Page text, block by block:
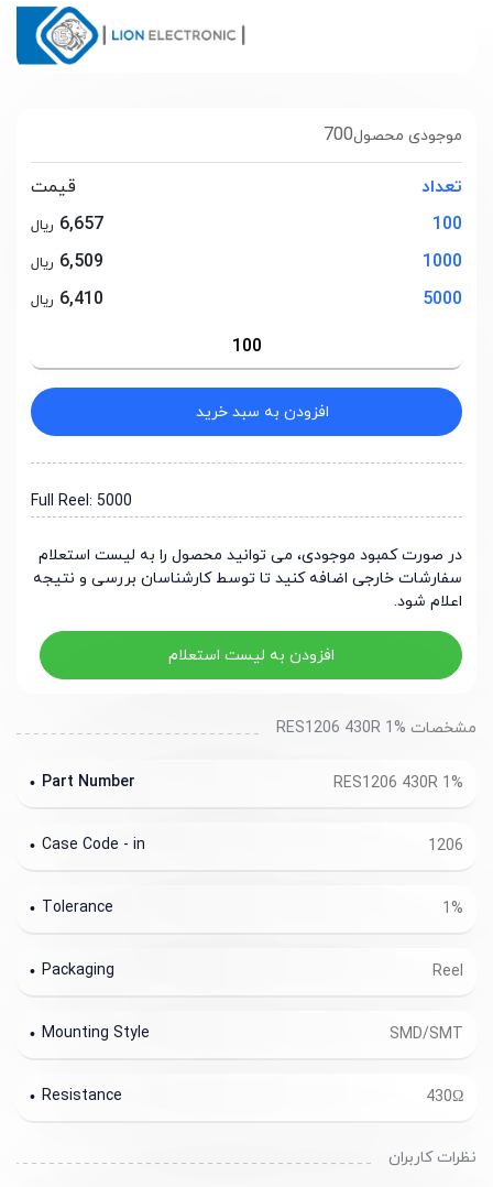
700موجودی محصول
تعداد
قیمت
100
6,657 ریال
1000
6,509 ریال
5000
6,410 ریال
افزودن به سبد خرید
Full Reel: 5000
در صورت کمبود موجودی، می توانید محصول را به لیست استعلام
سفارشات خارجی اضافه کنید تا توسط کارشناسان بررسی و نتیجه
اعلام شود.
افزودن به لیست استعلام
مشخصات RES1206 430R 1%
RES1206 430R 1%
Part Number
1206
Case Code - in
1%
Tolerance
Reel
Packaging
SMD/SMT
Mounting Style
430Ω
Resistance
نظرات کاربران